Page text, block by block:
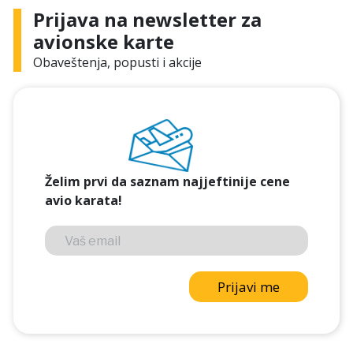
Prijava na newsletter za
avionske karte
Obaveštenja, popusti i akcije
Želim prvi da saznam najjeftinije cene
avio karata!
Prijavi me